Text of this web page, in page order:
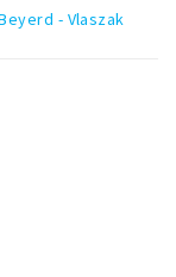
- Vlaszak